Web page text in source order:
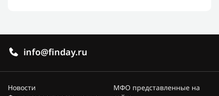
info@finday.ru
Новости
МФО представленные на